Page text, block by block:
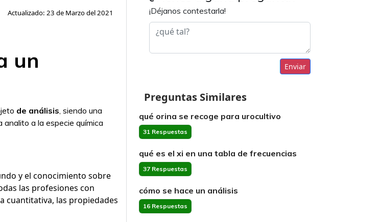
Actualizado: 23 de Marzo del 2021
un
de análisis, siendo una
analito a la especie química
y el conocimiento sobre
las profesiones con
cuantitativa, las propiedades
¡Déjanos contestarla!
Enviar
Preguntas Similares
qué orina se recoge para urocultivo
31 Respuestas
qué es el xi en una tabla de frecuencias
37 Respuestas
cómo se hace un análisis
16 Respuestas